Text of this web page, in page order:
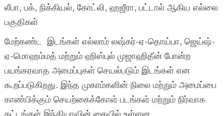
லீபா, பக், நிக்கியல், கோட்லி, ஹஜீரா, பட்டால் ஆகிய எல்லை
பகுதிகள்
மேற்கண்ட இடங்கள் எல்லாம் லஷ்கர்-ஏ-தொய்பா, ஜெய்ஷ்-
ஏ-மொஹம்மத் மற்றும் ஹிஸ்புல் முஜாஹிதீன் போன்ற
பயங்கரவாத அமைப்புகள் செயல்படும் இடங்கள் என
கூறப்படுகிறது. இந்த முகாம்களின் நிலை மற்றும் அமைப்பை
காண்பிக்கும் செயற்கைக்கோள் படங்கள் மற்றும் நிர்வாக